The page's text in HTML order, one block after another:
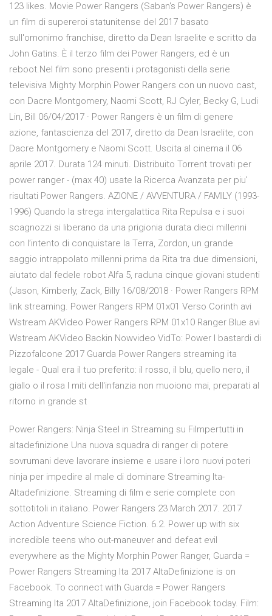
123 likes. Movie Power Rangers (Saban's Power Rangers) è
un film di supereroi statunitense del 2017 basato
sull'omonimo franchise, diretto da Dean Israelite e scritto da
John Gatins. È il terzo film dei Power Rangers, ed è un
reboot.Nel film sono presenti i protagonisti della serie
televisiva Mighty Morphin Power Rangers con un nuovo cast,
con Dacre Montgomery, Naomi Scott, RJ Cyler, Becky G, Ludi
Lin, Bill 06/04/2017 · Power Rangers è un film di genere
azione, fantascienza del 2017, diretto da Dean Israelite, con
Dacre Montgomery e Naomi Scott. Uscita al cinema il 06
aprile 2017. Durata 124 minuti. Distribuito Torrent trovati per
power ranger - (max 40) usate la Ricerca Avanzata per piu'
risultati Power Rangers. AZIONE / AVVENTURA / FAMILY (1993-
1996) Quando la strega intergalattica Rita Repulsa e i suoi
scagnozzi si liberano da una prigionia durata dieci millenni
con l’intento di conquistare la Terra, Zordon, un grande
saggio intrappolato millenni prima da Rita tra due dimensioni,
aiutato dal fedele robot Alfa 5, raduna cinque giovani studenti
(Jason, Kimberly, Zack, Billy 16/08/2018 · Power Rangers RPM
link streaming. Power Rangers RPM 01x01 Verso Corinth avi
Wstream AKVideo Power Rangers RPM 01x10 Ranger Blue avi
Wstream AKVideo Backin Nowvideo VidTo: Power I bastardi di
Pizzofalcone 2017 Guarda Power Rangers streaming ita
legale - Qual era il tuo preferito: il rosso, il blu, quello nero, il
giallo o il rosa I miti dell'infanzia non muoiono mai, preparati al
ritorno in grande st
Power Rangers: Ninja Steel in Streaming su Filmpertutti in
altadefinizione Una nuova squadra di ranger di potere
sovrumani deve lavorare insieme e usare i loro nuovi poteri
ninja per impedire al male di dominare Streaming Ita-
Altadefinizione. Streaming di film e serie complete con
sottotitoli in italiano. Power Rangers 23 March 2017. 2017
Action Adventure Science Fiction. 6.2. Power up with six
incredible teens who out-maneuver and defeat evil
everywhere as the Mighty Morphin Power Ranger, Guarda =
Power Rangers Streaming Ita 2017 AltaDefinizione is on
Facebook. To connect with Guarda = Power Rangers
Streaming Ita 2017 AltaDefinizione, join Facebook today. Film: